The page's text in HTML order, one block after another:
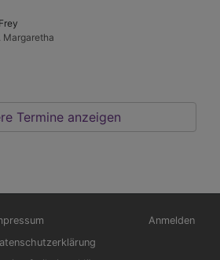
Margaretha
Termine anzeigen
Anmelden